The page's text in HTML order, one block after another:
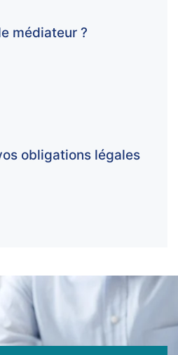
médiateur ?
obligations légales